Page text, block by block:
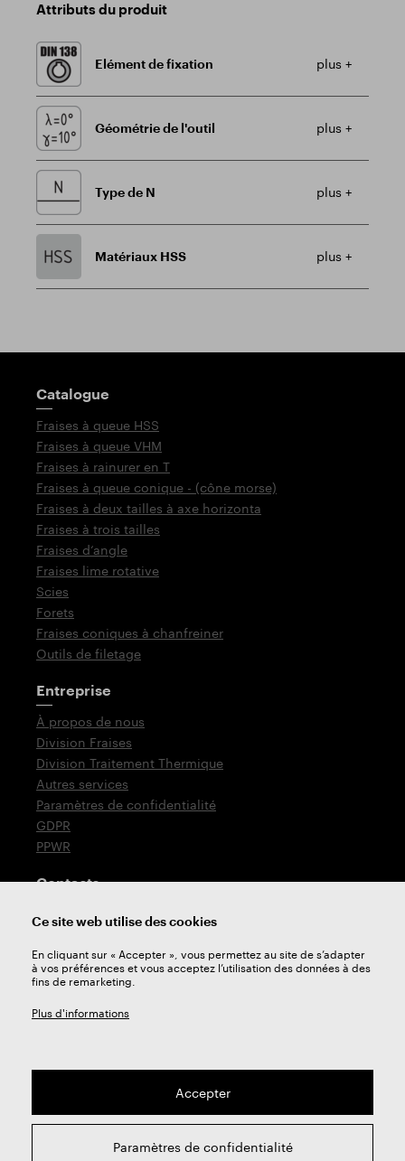
Attributs du produit
Elément de fixation plus +
Géométrie de l'outil plus +
Type de N plus +
Matériaux HSS plus +
Poteau indicateur
Catalogue
Fraises à queue HSS
Fraises à queue VHM
Fraises à rainurer en T
Fraises à queue conique - (cône morse)
Fraises à deux tailles à axe horizonta
Fraises à trois tailles
Fraises d‘angle
Fraises lime rotative
Scies
Forets
Fraises coniques à chanfreiner
Outils de filetage
Entreprise
À propos de nous
Division Fraises
Division Traitement Thermique
Autres services
Paramètres de confidentialité
GDPR
PPWR
Contacts
T: +420 576 777 510
Support technique
2026 © ZPS-FN a.s. | Tous droits réservés
webdesign byStudio 9
Ce site web utilise des cookies
En cliquant sur « Accepter », vous permettez au site de s’adapter
à vos préférences et vous acceptez l’utilisation des données à des
fins de remarketing.
Plus d'informations
Accepter
Paramètres de confidentialité